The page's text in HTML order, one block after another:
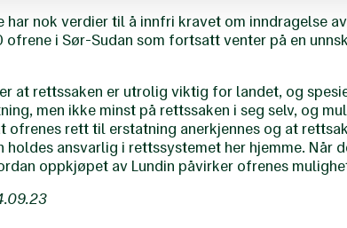
har nok verdier til å innfri kravet om inndragelse
i Sør-Sudan som fortsatt venter på en
at rettssaken er utrolig viktig for landet, og
men ikke minst på rettssaken i seg selv, og
ofrenes rett til erstatning anerkjennes og at
ansvarlig i rettssystemet her hjemme. Når
oppkjøpet av Lundin påvirker ofrenes